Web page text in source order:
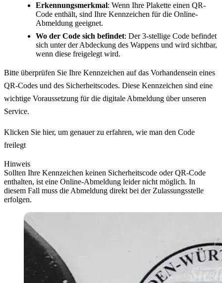
Erkennungsmerkmal: Wenn Ihre Plakette einen QR-
Code enthält, sind Ihre Kennzeichen für die Online-
Abmeldung geeignet.
Wo der Code sich befindet: Der 3-stellige Code befindet
sich unter der Abdeckung des Wappens und wird sichtbar,
wenn diese freigelegt wird.
Bitte überprüfen Sie Ihre Kennzeichen auf das Vorhandensein eines
QR-Codes und des Sicherheitscodes. Diese Kennzeichen sind eine
wichtige Voraussetzung für die digitale Abmeldung über unseren
Service.
Klicken Sie hier, um genauer zu erfahren, wie man den Code
freilegt
Hinweis
Sollten Ihre Kennzeichen keinen Sicherheitscode oder QR-Code
enthalten, ist eine Online-Abmeldung leider nicht möglich. In
diesem Fall muss die Abmeldung direkt bei der Zulassungsstelle
erfolgen.